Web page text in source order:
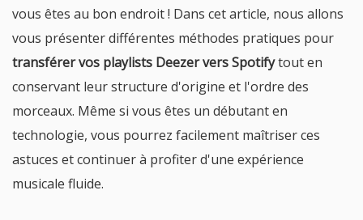
vous êtes au bon endroit ! Dans cet article, nous allons
vous présenter différentes méthodes pratiques pour
transférer vos playlists Deezer vers Spotifytout en
conservant leur structure d'origine et l'ordre des
morceaux. Même si vous êtes un débutant en
technologie, vous pourrez facilement maîtriser ces
astuces et continuer à profiter d'une expérience
musicale fluide.